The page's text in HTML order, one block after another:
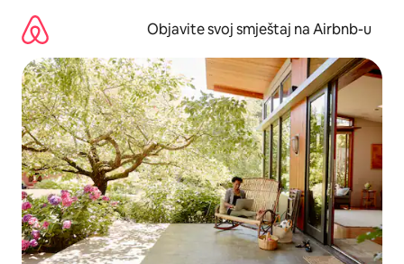
sadržaj
Objavite svoj smještaj na Airbnb-u